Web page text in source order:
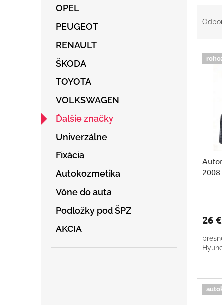
OPEL
PEUGEOT
RENAULT
ŠKODA
TOYOTA
VOLKSWAGEN
Ďalšie značky
Univerzálne
Fixácia
Autokozmetika
Vône do auta
Podložky pod ŠPZ
AKCIA
o
V
26 €